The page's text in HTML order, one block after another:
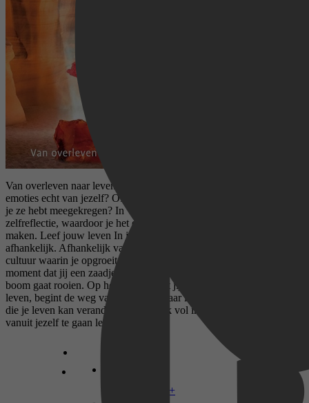
Disney+
Van overleven naar leven Wie ben je? Zijn al jouw gedachten en
emoties echt van jezelf? Of zijn ze zoals ze behoren te zijn, of zoals
je ze hebt meegekregen? In 'Leef!' prikkelt Arie Verwoert je tot
zelfreflectie, waardoor je het onbewuste in jezelf bewust kunt
maken. Leef jouw leven In je eerste levensjaren ben je volledig
afhankelijk. Afhankelijk van je opvoeders, jouw scholing en de
cultuur waarin je opgroeit. Ze vormen jouw levenstuin. Tot het
moment dat jij een zaadje in jouw eigen tuin gaat planten, of een
boom gaat rooien. Op het moment dat jij ingrijpt in de tuin van jouw
leven, begint de weg van overleven naar leven. Een ontwikkeling
die je leven kan veranderen. Een boek vol inspiratie om helemaal
vanuit jezelf te gaan leven!